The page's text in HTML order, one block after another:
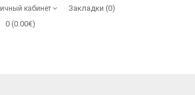
кабинет Закладки (0)
0 (0.00€)